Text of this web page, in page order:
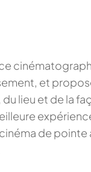
et
lieu et de la
de pointe